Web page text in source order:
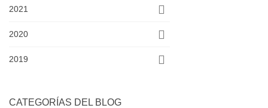
2021
2020
2019
CATEGORÍAS DEL BLOG